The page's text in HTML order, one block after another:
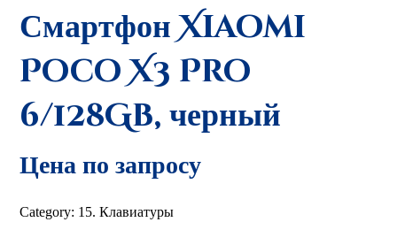
Смартфон Xiaomi
Poco X3 Pro
6/128Gb, черный
Цена по запросу
Category: 15. Клавиатуры